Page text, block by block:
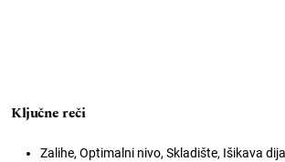
Ključne reči
Zalihe, Optimalni nivo, Skladište, Išikava